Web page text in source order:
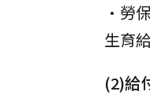
•勞
生育
(2)給